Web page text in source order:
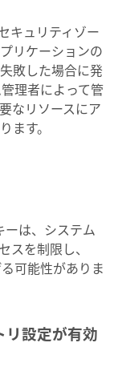
キュリティゾー
リケーションの
敗した場合に発
理者によって管
なリソースにア
ます。
ーは、システム
スを制限し、
可能性がありま
リ設定が有効